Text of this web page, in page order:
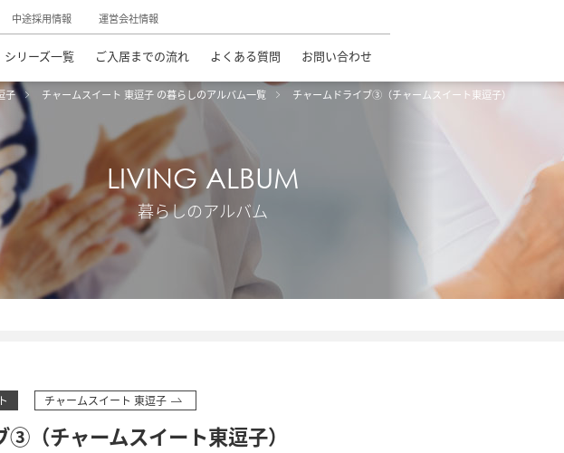
中途採用情報 運営会社情報
シリーズ一覧 ご入居までの流れ よくある質問 お問い合わせ
子 チャームスイート 東逗子 の暮らしのアルバム一覧 チャームドライブ③（チャームスイート東逗子）
LIVING ALBUM
暮らしのアルバム
チャームスイート 東逗子
（チャームスイート東逗子）